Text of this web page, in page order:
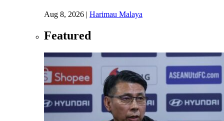
Aug 8, 2026 | Harimau Malaya
Featured